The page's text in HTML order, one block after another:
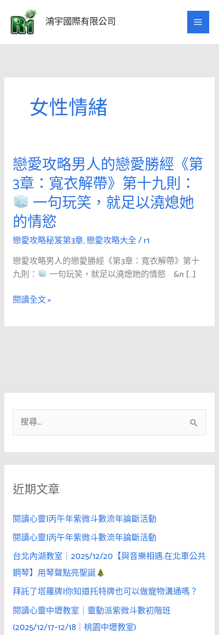
要
鴻宇國際有限公司
女性情緒
戀愛攻略男人的戀愛勝經《第
3章：寬衣解帶》第十九則：
一句玩笑，就足以澆熄她
的情慾
戀愛攻略秘笈第3章,戀愛攻略大全/r1
戀愛攻略男人的戀愛勝經《第3章：寬衣解帶》第十
九則：
一句玩笑，就足以澆熄她的情慾 &n […]
戀
愛
攻
略
男
人
的
戀
愛
勝
經
《第
十
則：
一
玩
就
足
以
澆
熄
她
的
情
慾
閱讀全文 »
尋
關
字
近期文章
閱讀心靈|丙午年紫微斗數流年論斷活動
閱讀心靈|丙午年紫微斗數流年論斷活動
台北內湖教室｜2025/12/20【與音樂相遇.在北車公共
鋼琴】用琴聲點亮聖誕
拜託了塔羅牌|你知道托特牌也可以做寵物溝通嗎？
閱讀心靈中壢教室｜靈動派紫微斗數初階班
(2025/12/17–12/18｜桃園中壢教室)